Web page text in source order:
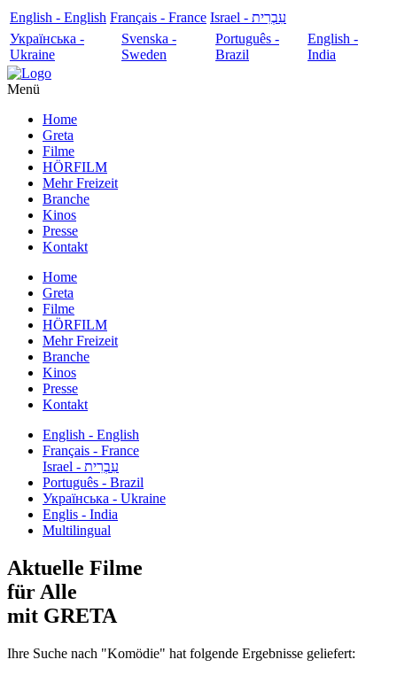
English - English Français - France
עִבְרִית - Israel
Українська -
Ukraine
Svenska -
Sweden
Português -
Brazil
English -
India
Menü
Home
Greta
Filme
HÖRFILM
Mehr Freizeit
Branche
Kinos
Presse
Kontakt
Home
Greta
Filme
HÖRFILM
Mehr Freizeit
Branche
Kinos
Presse
Kontakt
English - English
Français - France
עִבְרִית - Israel
Português - Brazil
Українська - Ukraine
Englis - India
Multilingual
Aktuelle Filme
für Alle
mit GRETA
Ihre Suche nach "Komödie" hat folgende Ergebnisse geliefert: